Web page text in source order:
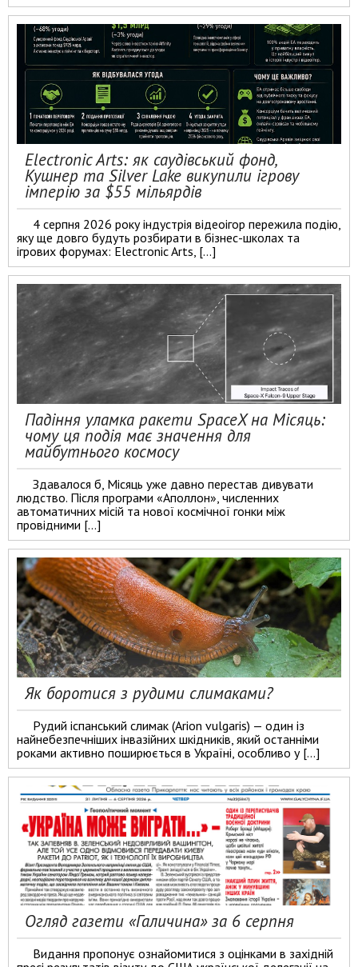
Electronic Arts: як саудівський фонд,
Кушнер та Silver Lake викупили ігрову
імперію за $55 мільярдів
4 серпня 2026 року індустрія відеоігор пережила подію,
яку ще довго будуть розбирати в бізнес-школах та
ігрових форумах: Electronic Arts, […]
Падіння уламка ракети SpaceX на Місяць:
чому ця подія має значення для
майбутнього космосу
Здавалося б, Місяць уже давно перестав дивувати
людство. Після програми «Аполлон», численних
автоматичних місій та нової космічної гонки між
провідними […]
Як боротися з рудими слимаками?
Рудий іспанський слимак (Arion vulgaris) — один із
найнебезпечніших інвазійних шкідників, який останніми
роками активно поширюється в Україні, особливо у […]
Огляд газети «Галичина» за 6 серпня
Видання пропонує ознайомитися з оцінками в західній